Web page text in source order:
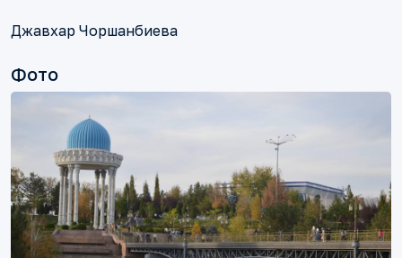
Джавхар Чоршанбиева
Фото